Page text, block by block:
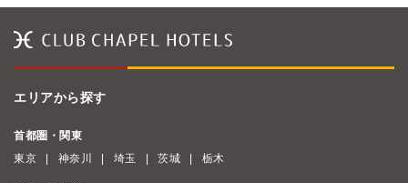
エリアから探す
首都圏・関東
東京
神奈川 埼玉 茨城 栃木